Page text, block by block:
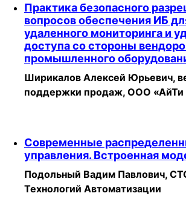
Практика безопасного
вопросов обеспечения ИБ
удаленного мониторинга и
доступа со стороны
промышленного
Ширикалов Алексей Юрьевич,
поддержки продаж, ООО «АйТи
Современные
управления. Встроенная
Подольный Вадим Павлович,
Технологий Автоматизации